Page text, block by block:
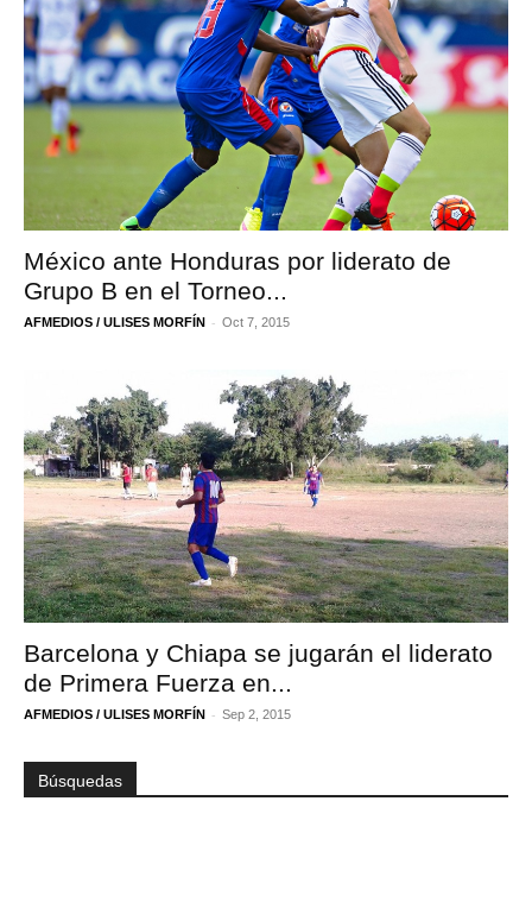
México ante Honduras por liderato de
Grupo B en el Torneo...
AFMEDIOS / ULISES MORFÍN - Oct 7, 2015
Barcelona y Chiapa se jugarán el liderato
de Primera Fuerza en...
AFMEDIOS / ULISES MORFÍN - Sep 2, 2015
Búsquedas